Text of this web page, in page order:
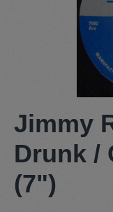
Jimmy
Drunk /
(7")